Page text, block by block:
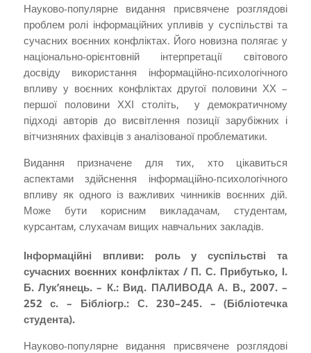
Науково-популярне видання присвячене розглядові
проблем ролі інформаційних упливів у суспільстві та
сучасних воєнних конфліктах. Його новизна полягає у
національно-орієнтовній інтерпретації світового
досвіду використання інформаційно-психологічного
впливу у воєнних конфліктах другої половини ХХ –
першої половини ХХІ століть, у демократичному
підході авторів до висвітлення позиції зарубіжних і
вітчизняних фахівців з аналізованої проблематики.
Видання призначене для тих, хто цікавиться
аспектами здійснення інформаційно-психологічного
впливу як одного із важливих чинників воєнних дій.
Може бути корисним викладачам, студентам,
курсантам, слухачам вищих навчальних закладів.
Інформаційні впливи: роль у суспільстві та
сучасних воєнних конфліктах / П. С. Прибутько, І.
Б. Лук’янець. – К.: Вид. ПАЛИВОДА А. В., 2007. –
252 с. – Бібліогр.: С. 230–245. – (Бібліотечка
студента).
Науково-популярне видання присвячене розглядові